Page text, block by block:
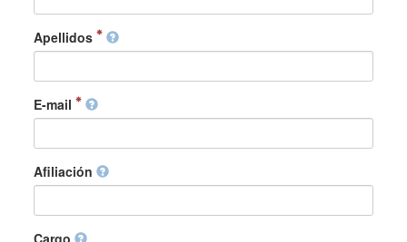
Apellidos
E-mail
Afiliación
Cargo